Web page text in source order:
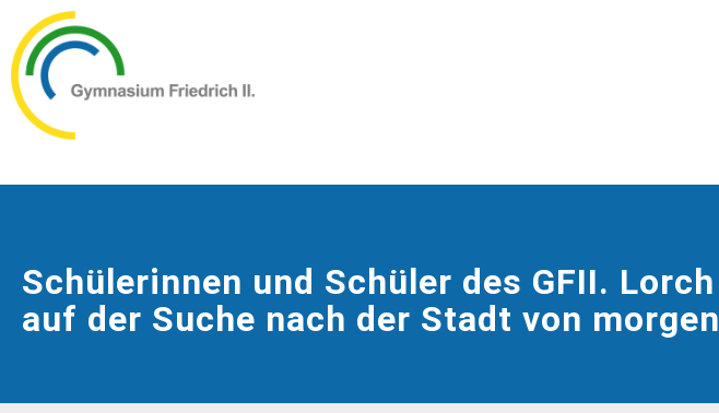
Schülerinnen und Schüler des GFII. Lorch
auf der Suche nach der Stadt von morgen